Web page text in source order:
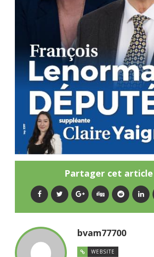
Partager cet article
bvam77700
WEBSITE